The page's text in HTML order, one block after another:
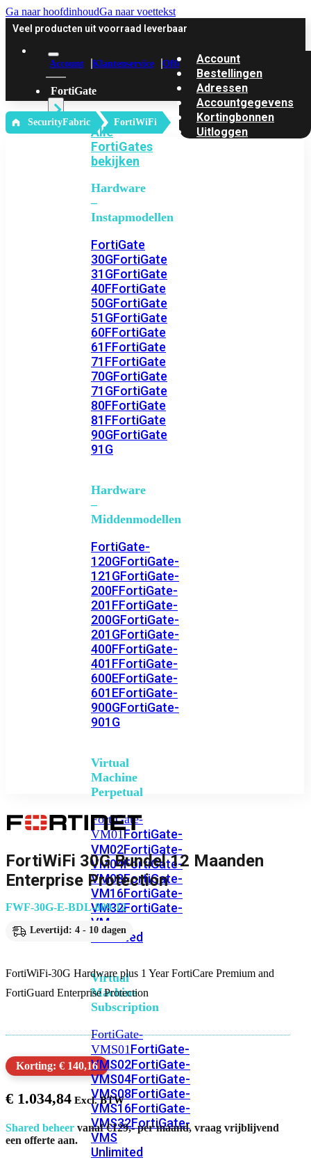
Ga naar hoofdinhoudGa naar voettekst
Veel producten uit voorraad leverbaar
Account Klantenservice Offerte
FortiGate
Alle
FortiGates
bekijken
Hardware
–
Instapmodellen
FortiGate
30GFortiGate
31GFortiGate
40FFortiGate
50GFortiGate
51GFortiGate
60FFortiGate
61FFortiGate
71FFortiGate
70GFortiGate
71GFortiGate
80FFortiGate
81FFortiGate
90GFortiGate
91G
Hardware
–
Middenmodellen
FortiGate-
120GFortiGate-
121GFortiGate-
200FFortiGate-
201FFortiGate-
200GFortiGate-
201GFortiGate-
400FFortiGate-
401FFortiGate-
600EFortiGate-
601EFortiGate-
900GFortiGate-
901G
Virtual
Machine
Perpetual
FortiGate-
VM01FortiGate-
VM02FortiGate-
VM04FortiGate-
VM08FortiGate-
VM16FortiGate-
VM32FortiGate-
VM
Unlimited
Virtual
Machine
Subscription
FortiGate-
VMS01FortiGate-
VMS02FortiGate-
VMS04FortiGate-
VMS08FortiGate-
VMS16FortiGate-
VMS32FortiGate-
VMS
Unlimited
Account
Bestellingen
Adressen
Accountgegevens
Kortingbonnen
Uitloggen
‎ SecurityFabric FortiWiFi
FortiWiFi 30G Bundel 12 Maanden
Enterprise Protection
FWF-30G-E-BDL-809-12
Levertijd: 4 - 10 dagen
FortiWiFi-30G Hardware plus 1 Year FortiCare Premium and
FortiGuard Enterprise Protection
Korting: € 140,16
€ 1.034,84
Shared beheer vanaf €129,- per maand, vraag vrijblijvend
een offerte aan.